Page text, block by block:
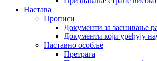
Настава
Прописи
Документи за заснивање
Документи који уређују
Наставно особље
Претрага